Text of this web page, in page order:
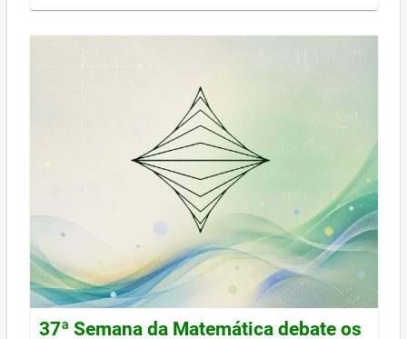
37ª Semana da Matemática debate os